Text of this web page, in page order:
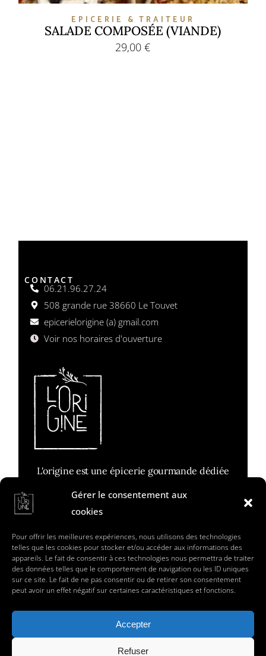
Gérer le consentement aux
cookies
Pour offrir les meilleures expériences, nous utilisons des technologies
telles que les cookies pour stocker et/ou accéder aux informations des
appareils. Le fait de consentir à ces technologies nous permettra de traiter
des données telles que le comportement de navigation ou les ID uniques
sur ce site. Le fait de ne pas consentir ou de retirer son consentement
peut avoir un effet négatif sur certaines caractéristiques et fonctions.
Accepter
Refuser
EPICERIE & TRAITEUR
SALADE COMPOSÉE (VIANDE)
29,00€
CONTACT
06.21.96.27.24
508 grande rue 38660 Le Touvet
epicerielorigine (a) gmail.com
Voir nos horaires d'ouverture
L'origine est une épicerie gourmande dédiée
aux plaisirs des papilles
Contact
Mentions légales
suivez-moi sur les réseaux sociaux